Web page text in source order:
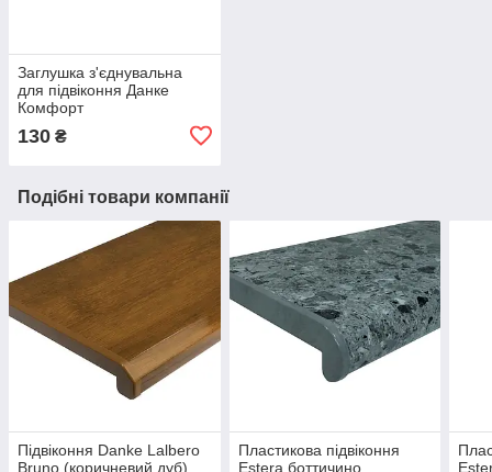
Заглушка з'єднувальна
для підвіконня Данке
Комфорт
130 ₴
Подібні товари компанії
Підвіконня Danke Lalbero
Bruno (коричневий дуб)
Пластикова підвіконня
Estera боттичино